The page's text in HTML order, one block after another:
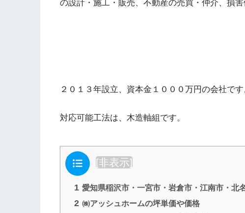
の設計・施工・販売、不動産の売買・仲介、損害
２０１３年設立、資本金１０００万円の会社です
対応可能工法は、木造軸組です。
目次 [非表示]
1 愛知県稲沢市・一宮市・岩倉市・江南市・北
2 ㈱アッシュホームの坪単価や価格